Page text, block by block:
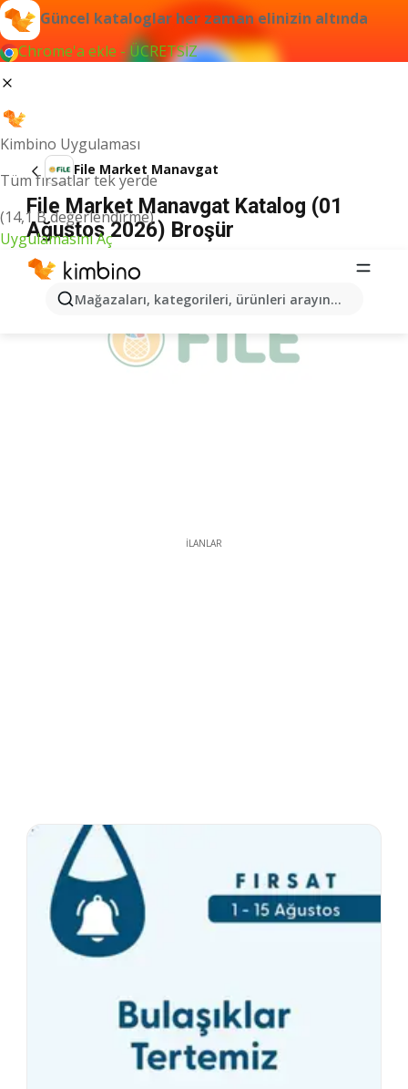
Güncel kataloglar her zaman elinizin altında
Chrome'a ekle - ÜCRETSİZ
Kimbino Uygulaması
Tüm fırsatlar tek yerde
(14,1 B değerlendirme)
Uygulamasını Aç
Mağazaları, kategorileri, ürünleri arayın...
File Market Manavgat
File Market Manavgat Katalog (01
Ağustos 2026) Broşür
İLANLAR